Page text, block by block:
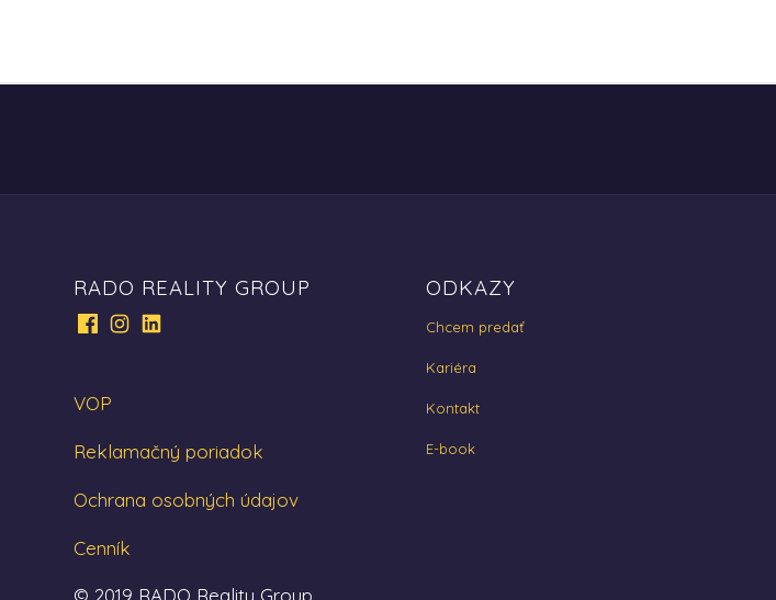
RADO REALITY GROUP
VOP
Reklamačný poriadok
Ochrana osobných údajov
Cenník
© 2019 RADO Reality Group
ODKAZY
Chcem predať
Kariéra
Kontakt
E-book